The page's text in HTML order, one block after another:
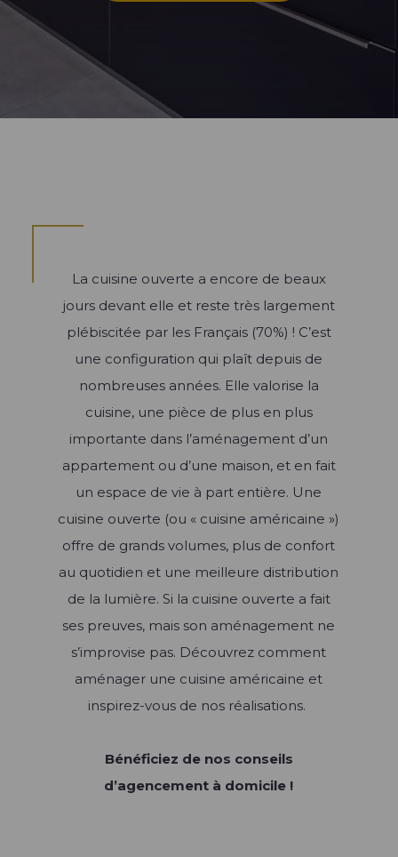
Cuisine industrielle
Cuisine fermée
Cuisine avec îlot
Cuisine ergonomique
Cuisine en U
Cuisine en L
Cuisine en I
Couleurs et matériaux
Accessoires
Meubles de cuisine
Électroménager
Ressources
Blog univers Cuisine
Créer ma Cuisine 3D
Les univers Raison Home
Découvrez l'univers de l'aménagement
d'intérieur
Quel meilleur plan de travail choisir pour
matériaux
Les types de dressing
Rangement sur-mesure
Blog univers Dressing
Créer mon Dressing 3D
Les univers Raison Home
Découvrez l'univers de l'aménagement
d'intérieur
Conseil
Quelle taille et hauteur pour le dressing ? |
Raison Home
Lire l'article +
Bibliothèque
Meubles de salon
Les univers Raison Home
Découvrez l'univers de l'aménagement
d'intérieur
Lire l'article +
La cuisine ouverte a encore de beaux
jours devant elle et reste très largement
plébiscitée par les Français (70%) ! C’est
une configuration qui plaît depuis de
nombreuses années. Elle valorise la
cuisine, une pièce de plus en plus
importante dans l’aménagement d’un
appartement ou d’une maison, et en fait
un espace de vie à part entière. Une
cuisine ouverte (ou « cuisine américaine »)
offre de grands volumes, plus de confort
au quotidien et une meilleure distribution
de la lumière. Si la cuisine ouverte a fait
ses preuves, mais son aménagement ne
s’improvise pas. Découvrez comment
aménager une cuisine américaine et
inspirez-vous de nos réalisations.
Bénéficiez de nos conseils
d’agencement à domicile !